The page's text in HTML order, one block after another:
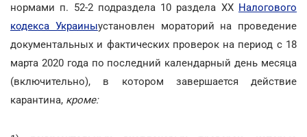
нормами п. 52-2 подраздела 10 раздела XX Налогового
кодекса Украиныустановлен мораторий на проведение
документальных и фактических проверок на период с 18
марта 2020 года по последний календарный день месяца
(включительно), в котором завершается действие
карантина, кроме: